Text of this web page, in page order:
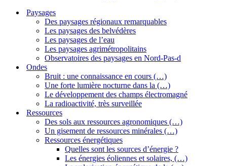
Paysages
Des paysages régionaux remarquables
Les paysages des belvédères
Les paysages de l’eau
Les paysages agrimétropolitains
Observatoires des paysages en Nord-Pas-d
Ondes
Bruit : une connaissance en cours (…)
Une forte lumière nocturne dans la (…)
Le développement des champs électromagné
La radioactivité, très surveillée
Ressources
Des sols aux ressources agronomiques (…)
Un gisement de ressources minérales (…)
Ressources énergétiques
Quelles sont les sources d’énergie ?
Les énergies éoliennes et solaires, (…)